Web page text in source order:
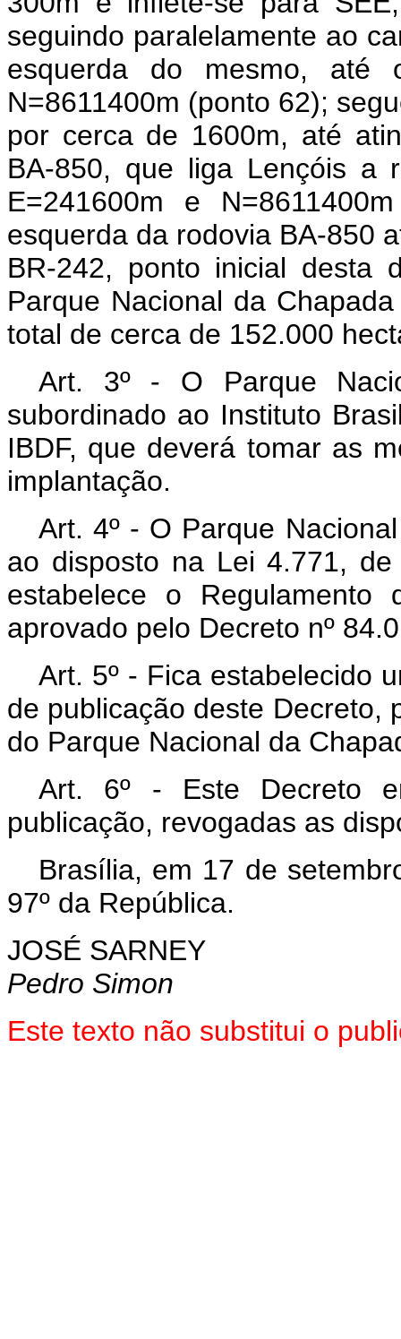
Art. 3º - O Parque
subordinado ao Instituto
IBDF, que deverá tomar as
implantação.
Art. 4º - O Parque
ao disposto na Lei 4.771,
estabelece o Regulamento
aprovado pelo Decreto nº
Art. 5º - Fica estabelecido
de publicação deste Decreto,
do Parque Nacional da
Art. 6º - Este Decreto
publicação, revogadas as
Brasília, em 17 de
97º da República.
JOSÉ SARNEY
Pedro Simon
Este texto não substitui o